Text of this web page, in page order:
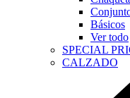
Básicos
Ver todo
SPECIAL
CALZADO